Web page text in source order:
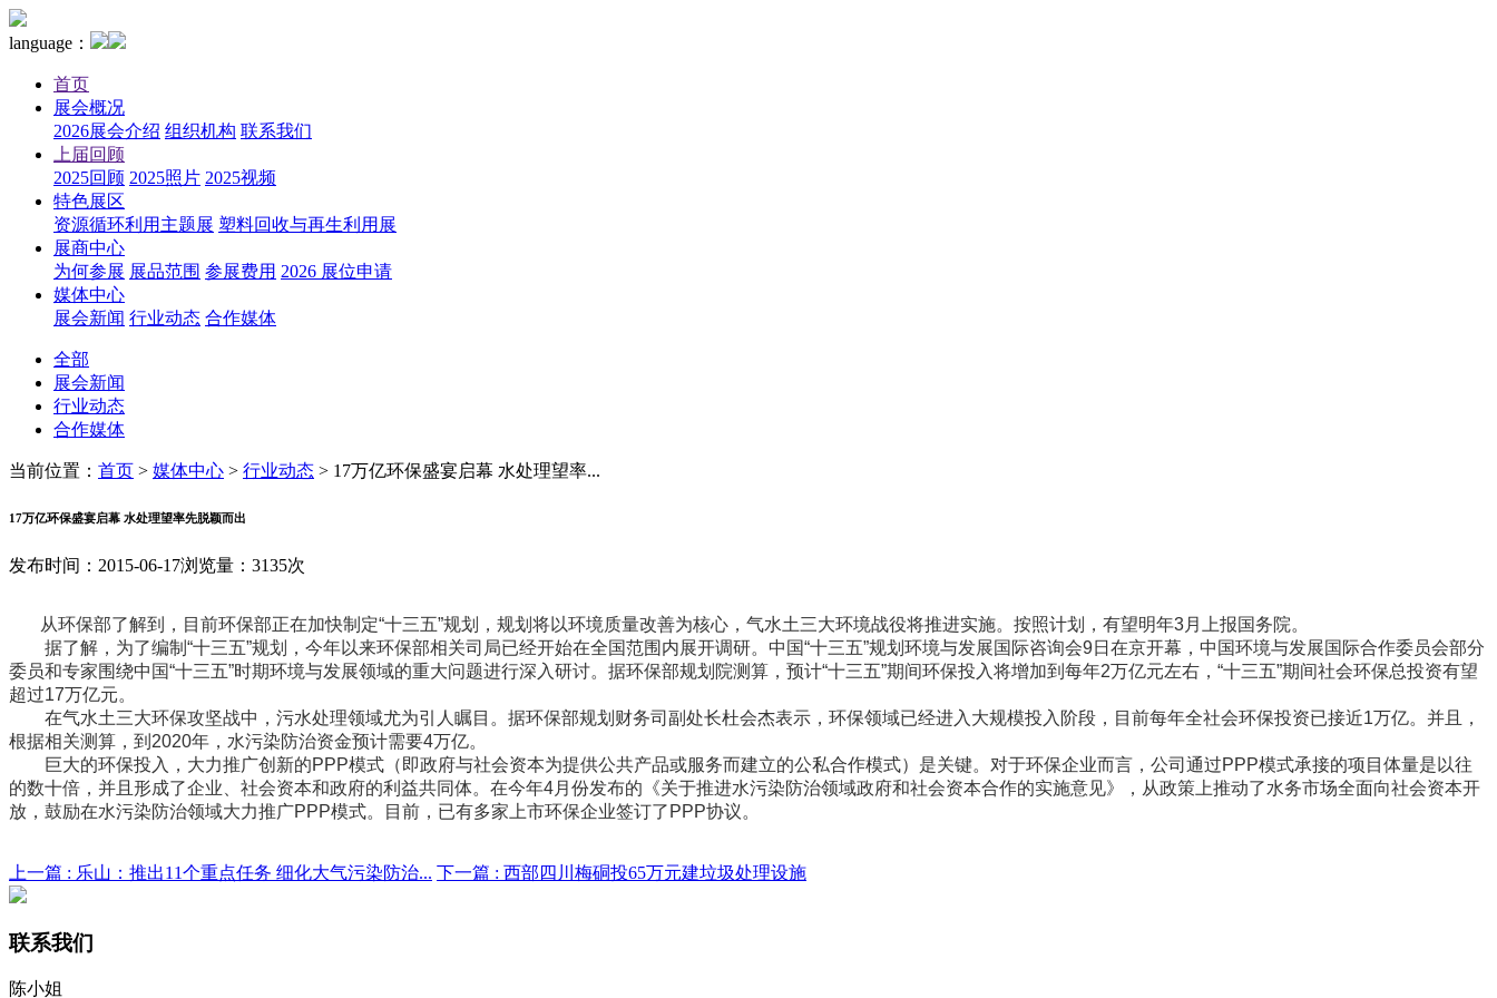
language：
首页
展会概况
2026展会介绍 组织机构 联系我们
上届回顾
2025回顾 2025照片 2025视频
特色展区
资源循环利用主题展 塑料回收与再生利用展
展商中心
为何参展 展品范围 参展费用 2026 展位申请
媒体中心
展会新闻 行业动态 合作媒体
全部
展会新闻
行业动态
合作媒体
当前位置： 首页 > 媒体中心 > 行业动态 > 17万亿环保盛宴启幕 水处理望率...
17万亿环保盛宴启幕 水处理望率先脱颖而出
发布时间：2015-06-17浏览量：3135次
从环保部了解到，目前环保部正在加快制定“十三五”规划，规划将以环境质量改善为核心，气水土三大环境战役将推进实施。按照计划，有望明年3月上报国务院。
据了解，为了编制“十三五”规划，今年以来环保部相关司局已经开始在全国范围内展开调研。中国“十三五”规划环境与发展国际咨询会9日在京开幕，中国环境与发展国际合作委员会部分
委员和专家围绕中国“十三五”时期环境与发展领域的重大问题进行深入研讨。据环保部规划院测算，预计“十三五”期间环保投入将增加到每年2万亿元左右，“十三五”期间社会环保总投资有望
超过17万亿元。
在气水土三大环保攻坚战中，污水处理领域尤为引人瞩目。据环保部规划财务司副处长杜会杰表示，环保领域已经进入大规模投入阶段，目前每年全社会环保投资已接近1万亿。并且，
根据相关测算，到2020年，水污染防治资金预计需要4万亿。
巨大的环保投入，大力推广创新的PPP模式（即政府与社会资本为提供公共产品或服务而建立的公私合作模式）是关键。对于环保企业而言，公司通过PPP模式承接的项目体量是以往
的数十倍，并且形成了企业、社会资本和政府的利益共同体。在今年4月份发布的《关于推进水污染防治领域政府和社会资本合作的实施意见》，从政策上推动了水务市场全面向社会资本开
放，鼓励在水污染防治领域大力推广PPP模式。目前，已有多家上市环保企业签订了PPP协议。
上一篇 : 乐山：推出11个重点任务 细化大气污染防治... 下一篇 : 西部四川梅硐投65万元建垃圾处理设施
联系我们
陈小姐